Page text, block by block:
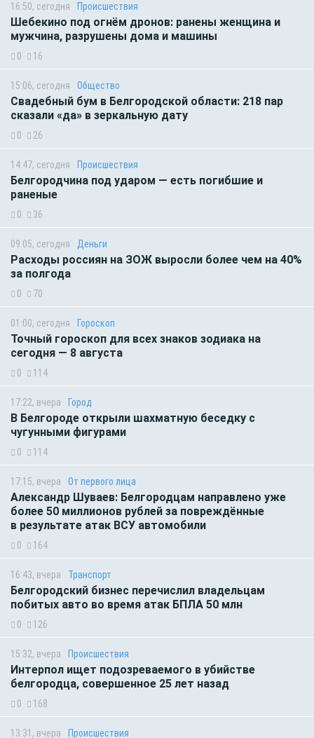
16:50, сегодня Происшествия
Шебекино под огнём дронов: ранены женщина и
мужчина, разрушены дома и машины
0 16
15:06, сегодня Общество
Свадебный бум в Белгородской области: 218 пар
сказали «да» в зеркальную дату
0 26
14:47, сегодня Происшествия
Белгородчина под ударом — есть погибшие и
раненые
0 36
09:05, сегодня Деньги
Расходы россиян на ЗОЖ выросли более чем на 40%
за полгода
0 70
01:00, сегодня Гороскоп
Точный гороскоп для всех знаков зодиака на
сегодня — 8 августа
0 114
17:22, вчера Город
В Белгороде открыли шахматную беседку с
чугунными фигурами
0 114
17:15, вчера От первого лица
Александр Шуваев: Белгородцам направлено уже
более 50 миллионов рублей за повреждённые
в результате атак ВСУ автомобили
0 164
16:43, вчера Транспорт
Белгородский бизнес перечислил владельцам
побитых авто во время атак БПЛА 50 млн
0 126
15:32, вчера Происшествия
Интерпол ищет подозреваемого в убийстве
белгородца, совершенное 25 лет назад
0 168
13:31, вчера Происшествия